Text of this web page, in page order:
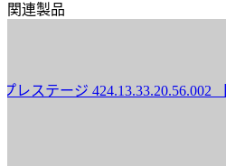
関連製品
テージ 424.13.33.20.56.002 【